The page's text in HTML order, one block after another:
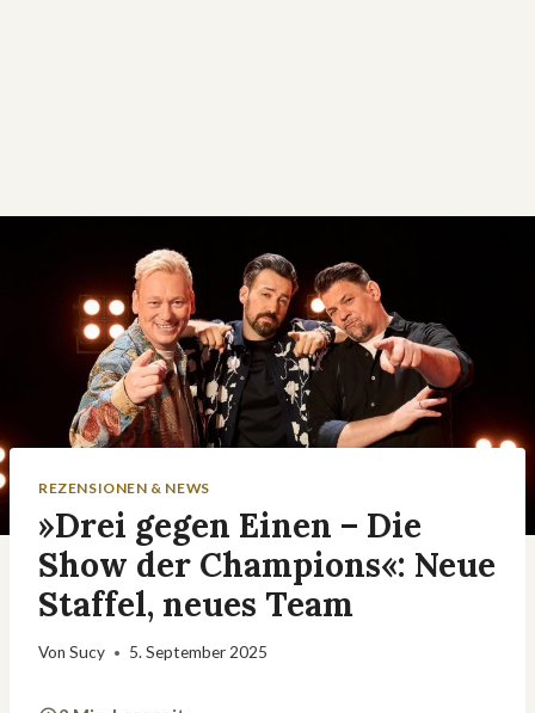
REZENSIONEN & NEWS
»Drei gegen Einen – Die
Show der Champions«: Neue
Staffel, neues Team
Von Sucy 5. September 2025